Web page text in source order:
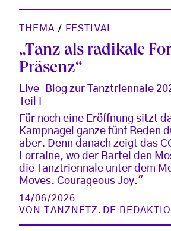
THEMA / FESTIVAL
„Tanz als radikale
Präsenz“
Live-Blog zur Tanztriennale
Teil I
Für noch eine Eröffnung sitzt
Kampnagel ganze fünf Reden
aber. Denn danach zeigt das
Lorraine, wo der Bartel den
die Tanztriennale unter dem
Moves. Courageous Joy."
14/06/2026
VON
TANZNETZ.DE